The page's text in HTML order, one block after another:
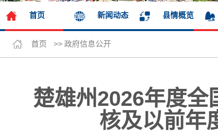
首页 新闻动态 县情概览
首页 >> 政府信息公开
楚雄州2026年度全
核及以前年